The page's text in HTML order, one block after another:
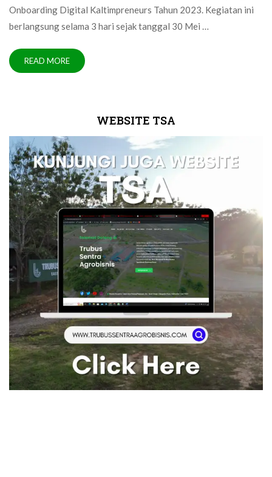
Onboarding Digital Kaltimpreneurs Tahun 2023. Kegiatan ini
berlangsung selama 3 hari sejak tanggal 30 Mei …
READ MORE
WEBSITE TSA